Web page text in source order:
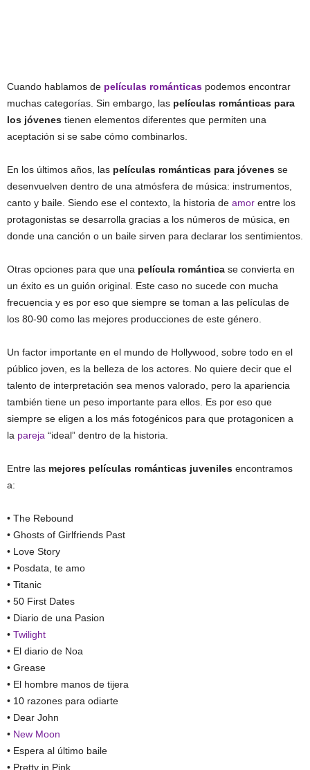
Cuando hablamos de películas románticas podemos encontrar
muchas categorías. Sin embargo, las películas románticas para
los jóvenes tienen elementos diferentes que permiten una
aceptación si se sabe cómo combinarlos.
En los últimos años, las películas románticas para jóvenes se
desenvuelven dentro de una atmósfera de música: instrumentos,
canto y baile. Siendo ese el contexto, la historia de amor entre los
protagonistas se desarrolla gracias a los números de música, en
donde una canción o un baile sirven para declarar los sentimientos.
Otras opciones para que una película romántica se convierta en
un éxito es un guión original. Este caso no sucede con mucha
frecuencia y es por eso que siempre se toman a las películas de
los 80-90 como las mejores producciones de este género.
Un factor importante en el mundo de Hollywood, sobre todo en el
público joven, es la belleza de los actores. No quiere decir que el
talento de interpretación sea menos valorado, pero la apariencia
también tiene un peso importante para ellos. Es por eso que
siempre se eligen a los más fotogénicos para que protagonicen a
la pareja “ideal” dentro de la historia.
Entre las mejores películas románticas juveniles encontramos
a:
• The Rebound
• Ghosts of Girlfriends Past
• Love Story
• Posdata, te amo
• Titanic
• 50 First Dates
• Diario de una Pasion
• Twilight
• El diario de Noa
• Grease
• El hombre manos de tijera
• 10 razones para odiarte
• Dear John
• New Moon
• Espera al último baile
• Pretty in Pink